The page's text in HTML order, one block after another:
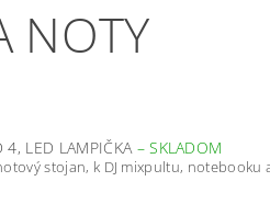
NOTY
4, LED LAMPIČKA –SKLADOM
stojan, k DJ mixpultu, notebooku